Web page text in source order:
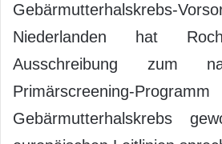
Gebärmutterhalskrebs-
Niederlanden hat
Ausschreibung zum
Primärscreening-
Gebärmutterhalskrebs